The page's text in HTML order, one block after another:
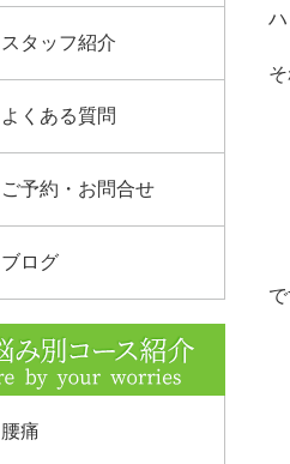
スタッフ紹介
よくある質問
ご予約・お問合せ
ブログ
腰痛